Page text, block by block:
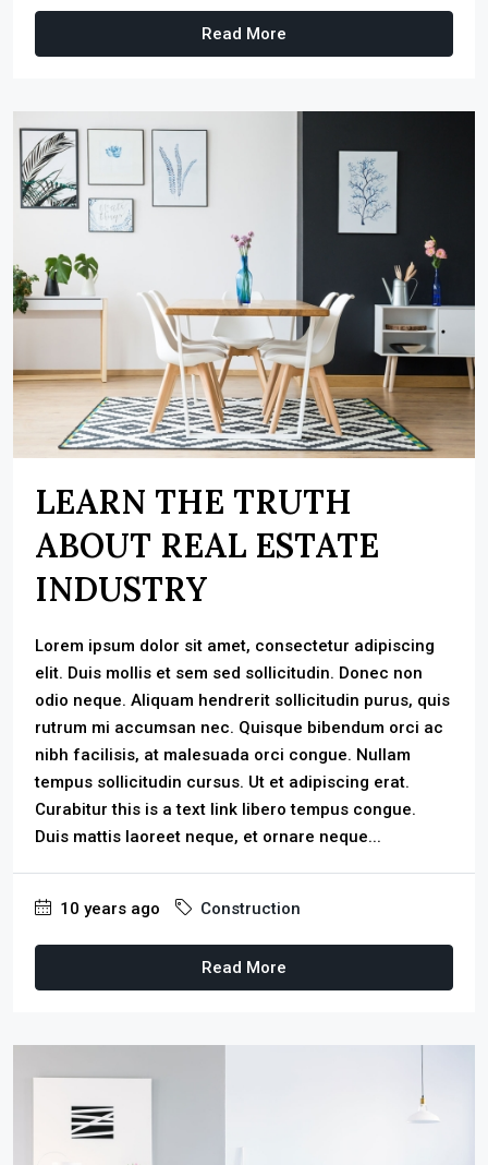
Read More
LEARN THE TRUTH
ABOUT REAL ESTATE
INDUSTRY
Lorem ipsum dolor sit amet, consectetur adipiscing
elit. Duis mollis et sem sed sollicitudin. Donec non
odio neque. Aliquam hendrerit sollicitudin purus, quis
rutrum mi accumsan nec. Quisque bibendum orci ac
nibh facilisis, at malesuada orci congue. Nullam
tempus sollicitudin cursus. Ut et adipiscing erat.
Curabitur this is a text link libero tempus congue.
Duis mattis laoreet neque, et ornare neque...
10 years ago Construction
Read More